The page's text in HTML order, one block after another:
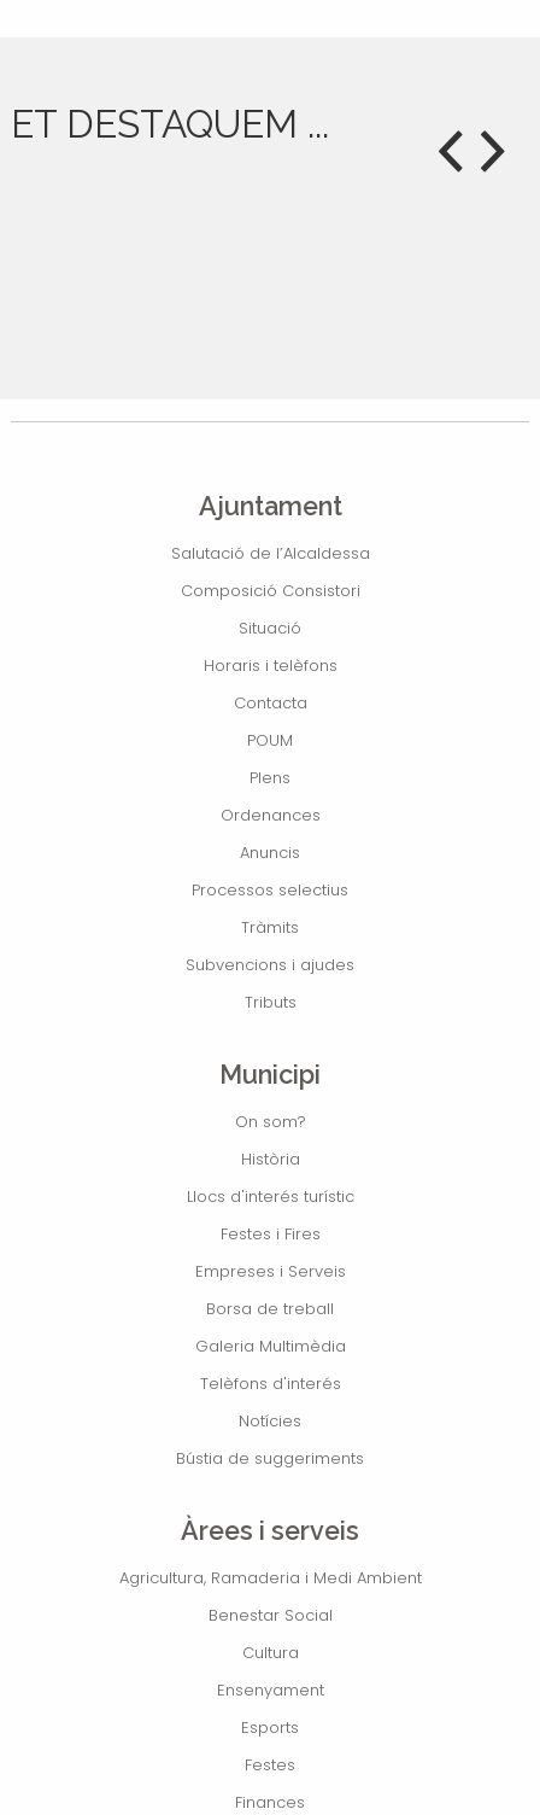
ET DESTAQUEM ...
Ajuntament
Salutació de l’Alcaldessa
Composició Consistori
Situació
Horaris i telèfons
Contacta
POUM
Plens
Ordenances
Anuncis
Processos selectius
Tràmits
Subvencions i ajudes
Tributs
Municipi
On som?
Història
Llocs d'interés turístic
Festes i Fires
Empreses i Serveis
Borsa de treball
Galeria Multimèdia
Telèfons d'interés
Notícies
Bústia de suggeriments
Àrees i serveis
Agricultura, Ramaderia i Medi Ambient
Benestar Social
Cultura
Ensenyament
Esports
Festes
Finances